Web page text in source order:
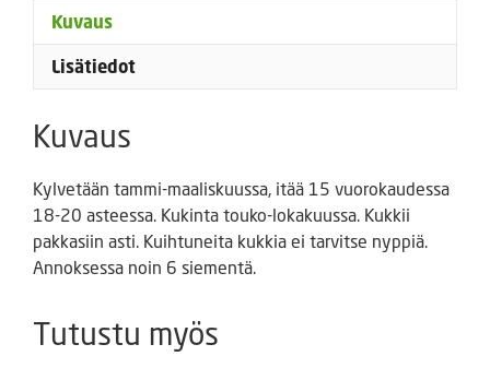
Kuvaus
Lisätiedot
Kuvaus
Kylvetään tammi-maaliskuussa, itää 15 vuorokaudessa
18-20 asteessa. Kukinta touko-lokakuussa. Kukkii
pakkasiin asti. Kuihtuneita kukkia ei tarvitse nyppiä.
Annoksessa noin 6 siementä.
Tutustu myös